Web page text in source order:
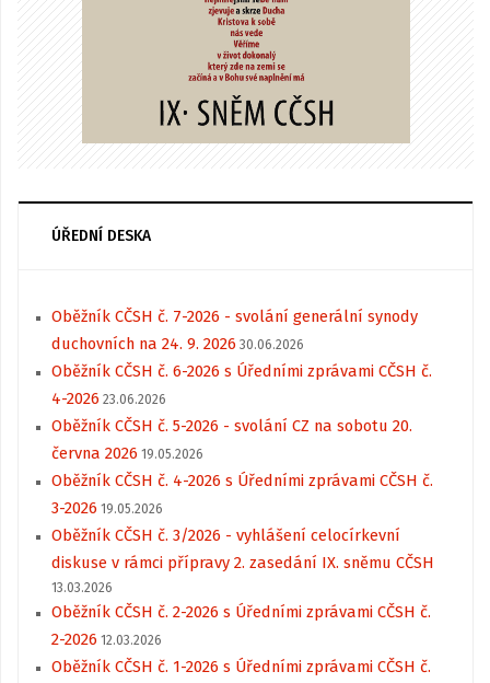
ÚŘEDNÍ DESKA
Oběžník CČSH č. 7-2026 - svolání generální synody
duchovních na 24. 9. 2026 30.06.2026
Oběžník CČSH č. 6-2026 s Úředními zprávami CČSH č.
4-2026 23.06.2026
Oběžník CČSH č. 5-2026 - svolání CZ na sobotu 20.
června 2026 19.05.2026
Oběžník CČSH č. 4-2026 s Úředními zprávami CČSH č.
3-2026 19.05.2026
Oběžník CČSH č. 3/2026 - vyhlášení celocírkevní
diskuse v rámci přípravy 2. zasedání IX. sněmu CČSH
13.03.2026
Oběžník CČSH č. 2-2026 s Úředními zprávami CČSH č.
2-2026 12.03.2026
Oběžník CČSH č. 1-2026 s Úředními zprávami CČSH č.